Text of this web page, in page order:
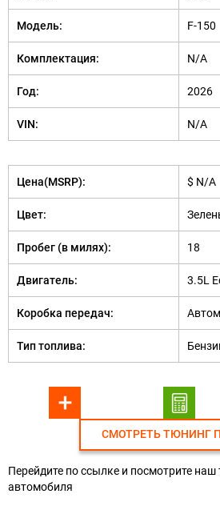
Модель: F-150
Комплектация: N/A
Год: 2026
VIN: N/A
Цена(MSRP): $ N/A
Цвет:
Пробег (в милях): 18
Двигатель: 3.5L
Коробка передач:
Тип топлива:
СМОТРЕТЬ ТЮНИНГ
Перейдите по ссылке и посмотрите
автомобиля